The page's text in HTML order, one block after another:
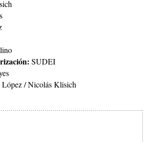
SUDEI
/ Nicolás Klisich